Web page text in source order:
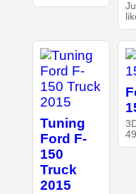
Tuning
Ford F-
150
Truck
2015